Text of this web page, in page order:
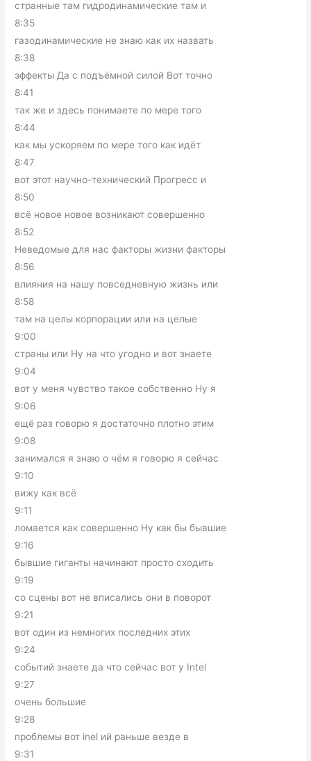
странные там гидродинамические там и
8:35
газодинамические не знаю как их назвать
8:38
эффекты Да с подъёмной силой Вот точно
8:41
так же и здесь понимаете по мере того
8:44
как мы ускоряем по мере того как идёт
8:47
вот этот научно-технический Прогресс и
8:50
всё новое новое возникают совершенно
8:52
Неведомые для нас факторы жизни факторы
8:56
влияния на нашу повседневную жизнь или
8:58
там на целы корпорации или на целые
9:00
страны или Ну на что угодно и вот знаете
9:04
вот у меня чувство такое собственно Ну я
9:06
ещё раз говорю я достаточно плотно этим
9:08
занимался я знаю о чём я говорю я сейчас
9:10
вижу как всё
9:11
ломается как совершенно Ну как бы бывшие
9:16
бывшие гиганты начинают просто сходить
9:19
со сцены вот не вписались они в поворот
9:21
вот один из немногих последних этих
9:24
событий знаете да что сейчас вот у Intel
9:27
очень большие
9:28
проблемы вот inel ий раньше везде в
9:31